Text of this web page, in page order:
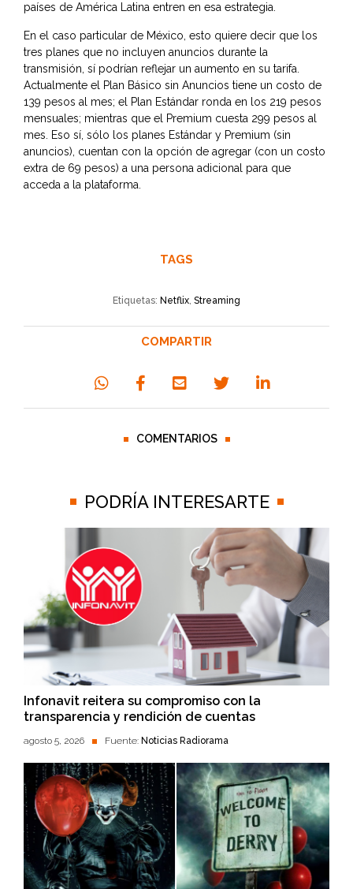
países de América Latina entren en esa estrategia.
En el caso particular de México, esto quiere decir que los
tres planes que no incluyen anuncios durante la
transmisión, sí podrían reflejar un aumento en su tarifa.
Actualmente el Plan Básico sin Anuncios tiene un costo de
139 pesos al mes; el Plan Estándar ronda en los 219 pesos
mensuales; mientras que el Premium cuesta 299 pesos al
mes. Eso sí, sólo los planes Estándar y Premium (sin
anuncios), cuentan con la opción de agregar (con un costo
extra de 69 pesos) a una persona adicional para que
acceda a la plataforma.
TAGS
Etiquetas: Netflix, Streaming
COMPARTIR
COMENTARIOS
PODRÍA INTERESARTE
Infonavit reitera su compromiso con la
transparencia y rendición de cuentas
agosto 5, 2026 Fuente: Noticias Radiorama